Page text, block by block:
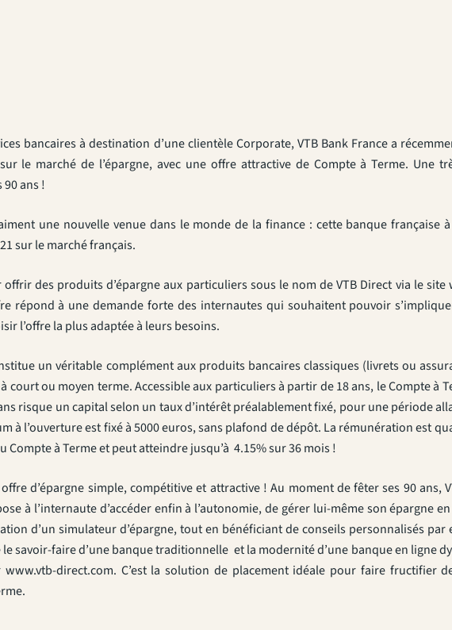
bancaires à destination d’une clientèle Corporate, VTB Bank France a
le marché de l’épargne, avec une offre attractive de Compte à Terme. Une
ans !
une nouvelle venue dans le monde de la finance : cette banque française
sur le marché français.
des produits d’épargne aux particuliers sous le nom de VTB Direct via le site
répond à une demande forte des internautes qui souhaitent pouvoir
l’offre la plus adaptée à leurs besoins.
un véritable complément aux produits bancaires classiques (livrets ou
court ou moyen terme. Accessible aux particuliers à partir de 18 ans, le Compte à
risque un capital selon un taux d’intérêt préalablement fixé, pour une période
à l’ouverture est fixé à 5000 euros, sans plafond de dépôt. La rémunération est
Compte à Terme et peut atteindre jusqu’à 4.15% sur 36 mois !
d’épargne simple, compétitive et attractive ! Au moment de fêter ses 90 ans,
à l’internaute d’accéder enfin à l’autonomie, de gérer lui-même son épargne
d’un simulateur d’épargne, tout en bénéficiant de conseils personnalisés par
savoir-faire d’une banque traditionnelle et la modernité d’une banque en ligne
direct.com. C’est la solution de placement idéale pour faire fructifier